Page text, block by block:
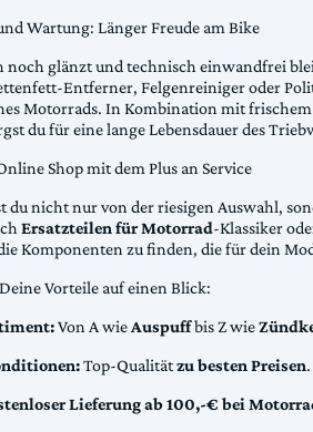
Wartung: Länger Freude am Bike
noch glänzt und technisch einwandfrei
Entferner, Felgenreiniger oder
Motorrads. In Kombination mit frischem
du für eine lange Lebensdauer des
Shop mit dem Plus an Service
du nicht nur von der riesigen Auswahl,
Ersatzteilen für Motorrad-Klassiker
Komponenten zu finden, die für dein
Deine Vorteile auf einen Blick:
Von A wieAuspuffbis Z wie
Top-Qualitätzu besten Preisen.
Lieferung ab 100,-€ bei